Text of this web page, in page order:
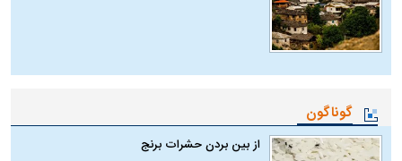
گوناگون
از بین بردن حشرات برنج